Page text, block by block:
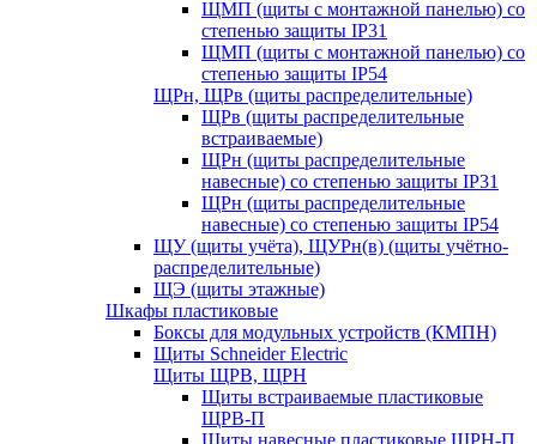
ЩМП (щиты с монтажной панелью) со
степенью защиты IP31
ЩМП (щиты с монтажной панелью) со
степенью защиты IP54
ЩРн, ЩРв (щиты распределительные)
ЩРв (щиты распределительные
встраиваемые)
ЩРн (щиты распределительные
навесные) со степенью защиты IP31
ЩРн (щиты распределительные
навесные) со степенью защиты IP54
ЩУ (щиты учёта), ЩУРн(в) (щиты учётно-
распределительные)
ЩЭ (щиты этажные)
Шкафы пластиковые
Боксы для модульных устройств (КМПН)
Щиты Schneider Electric
Щиты ЩРВ, ЩРН
Щиты встраиваемые пластиковые
ЩРВ-П
Щиты навесные пластиковые ЩРН-П